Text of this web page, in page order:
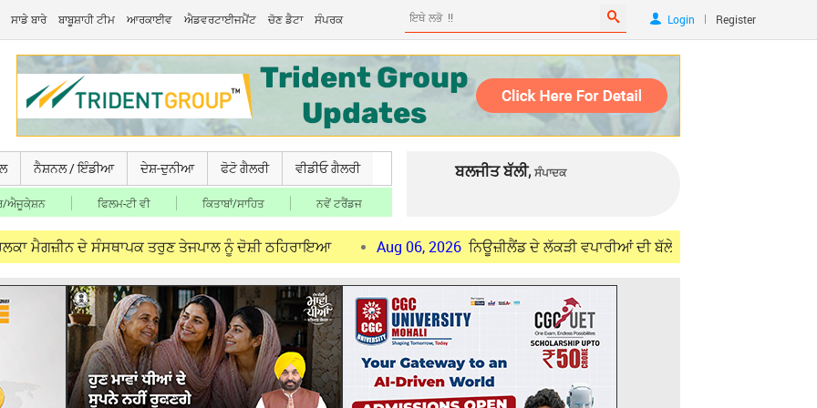
ਸਾਡੇ ਬਾਰੇ ਬਾਬੂਸ਼ਾਹੀ ਟੀਮ ਆਰਕਾਈਵ ਐਡਵਰਟਾਈਜਮੈਂਟ ਚੋਣ ਡੈਟਾ ਸੰਪਰਕ Login | Register
ਨੈਸ਼ਨਲ / ਇੰਡੀਆ ਦੇਸ਼-ਦੁਨੀਆ ਫੋਟੋ ਗੈਲਰੀ ਵੀਡੀਓ ਗੈਲਰੀ
ਐਜੂਕੇ਼ਸ਼ਨ ਫਿਲਮ-ਟੀ ਵੀ ਕਿਤਾਬਾਂ/ਸਾਹਿਤ ਨਵੇਂ ਟਰੈਂਡਜ
ਬਲਜੀਤ ਬੱਲੀ, ਸੰਪਾਦਕ
ਦੇ ਸੰਸਥਾਪਕ ਤਰੁਣ ਤੇਜਪਾਲ ਨੂੰ ਦੋਸ਼ੀ ਠਹਿਰਾਇਆ Aug 06, 2026 ਨਿਊਜ਼ੀਲੈਂਡ ਦੇ ਲੱਕੜੀ ਵਪਾਰੀਆਂ ਦੀ ਬੱਲੇ-ਬੱਲੇ